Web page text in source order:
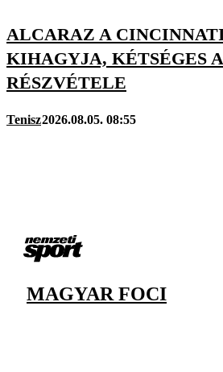
ALCARAZ A
KIHAGYJA, KÉTSÉGES
RÉSZVÉTELE
Tenisz2026.08.05. 08:55
MAGYAR FOCI